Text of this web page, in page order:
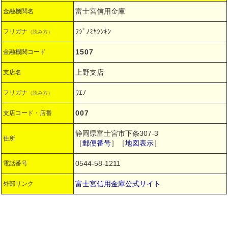
金融機関名 富士宮信用金庫
フリガナ （読み方） ﾌｼﾞﾉﾐﾔｼﾝｷﾝ
金融機関コード 1507
支店名 上野支店
フリガナ （読み方） ｳｴﾉ
支店コード・店番 007
住所
静岡県富士宮市下条307-3
［郵便番号］［地図表示］
電話番号 0544-58-1211
外部リンク 富士宮信用金庫公式サイト